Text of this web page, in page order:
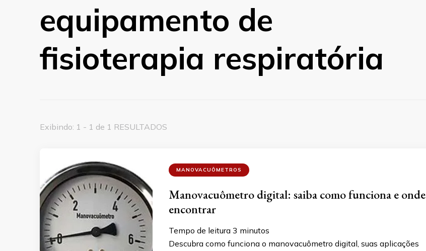
equipamento de
fisioterapia respiratória
Exibindo: 1 - 1 de 1 RESULTADOS
MANOVACUÔMETROS
Manovacuômetro digital: saiba como funciona e onde
encontrar
Tempo de leitura 3 minutos
Descubra como funciona o manovacuômetro digital, suas aplicações